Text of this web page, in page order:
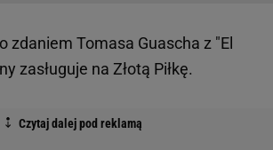
zdaniem Tomasa Guascha z "El
zasługuje na Złotą Piłkę.